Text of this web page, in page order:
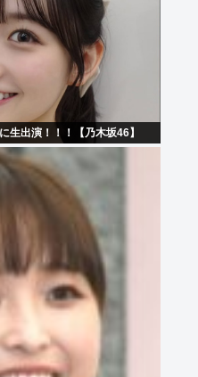
生出演！！！【乃木坂46】